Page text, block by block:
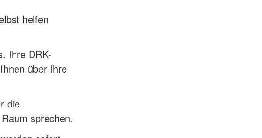
helfen
Ihre DRK-
über Ihre
die
sprechen.